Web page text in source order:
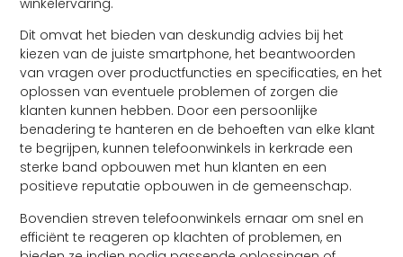
Dit omvat het bieden van deskundig advies bij het
kiezen van de juiste smartphone, het beantwoorden
van vragen over productfuncties en specificaties, en het
oplossen van eventuele problemen of zorgen die
klanten kunnen hebben. Door een persoonlijke
benadering te hanteren en de behoeften van elke klant
te begrijpen, kunnen telefoonwinkels in kerkrade een
sterke band opbouwen met hun klanten en een
positieve reputatie opbouwen in de gemeenschap.
Bovendien streven telefoonwinkels ernaar om snel en
efficiënt te reageren op klachten of problemen, en